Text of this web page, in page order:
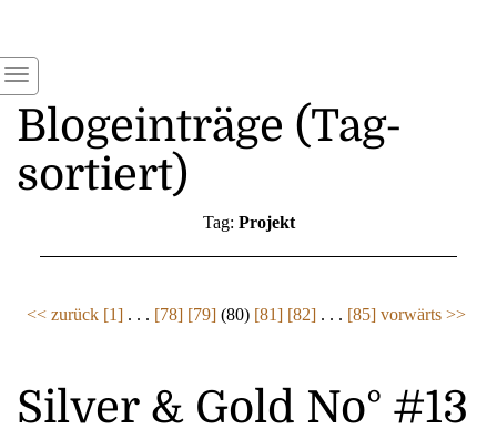
Blogeinträge (Tag-
sortiert)
Tag: Projekt
<< zurück [1] . . . [78] [79] (80) [81] [82] . . . [85] vorwärts >>
Silver & Gold No° #13